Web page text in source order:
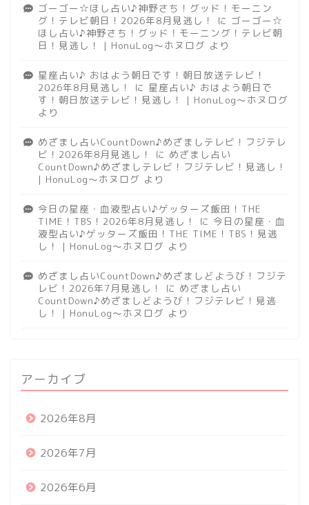
ゴーゴー☆ほし占い♪神野さち！グッド！モーニン
グ！テレビ朝日！2026年8月見逃し！
に ゴーゴー☆
ほし占い♪神野さち！グッド！モーニング！テレビ朝
日！見逃し！ | HonuLog～ホヌログ より
星座占い♪ おはよう朝日です！朝日放送テレビ！
2026年8月見逃し！
に 星座占い♪ おはよう朝日で
す！朝日放送テレビ！見逃し！ | HonuLog～ホヌログ
より
めざまし占いCountDown♪めざましテレビ！フジテレ
ビ！2026年8月見逃し！
に めざまし占い
CountDown♪めざましテレビ！フジテレビ！見逃し！
| HonuLog～ホヌログ より
今日の星座・血液型占い♪ゲッターズ飯田！THE
TIME！TBS！2026年8月見逃し！
に 今日の星座・血
液型占い♪ゲッターズ飯田！THE TIME！TBS！見逃
し！ | HonuLog～ホヌログ より
めざまし占いCountDown♪めざましどようび！フジテ
レビ！2026年7月見逃し！
に めざまし占い
CountDown♪めざましどようび！フジテレビ！見逃
し！ | HonuLog～ホヌログ より
アーカイブ
2026年8月
2026年7月
2026年6月